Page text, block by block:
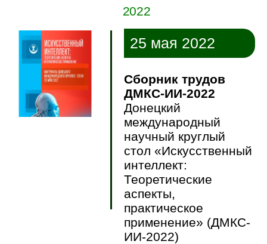
2022
25 мая 2022
Сборник трудов
ДМКС-ИИ-2022
Донецкий
международный
научный круглый
стол «Искусственный
интеллект:
Теоретические
аспекты,
практическое
применение» (ДМКС-
ИИ-2022)